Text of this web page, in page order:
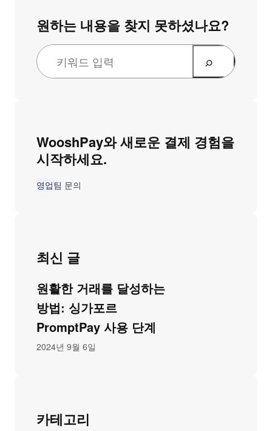
원하는 내용을 찾지 못하셨나요?
WooshPay와 새로운 결제 경험을
시작하세요.
영업팀 문의
최신 글
원활한 거래를 달성하는
방법: 싱가포르
PromptPay 사용 단계
2024년 9월 6일
카테고리